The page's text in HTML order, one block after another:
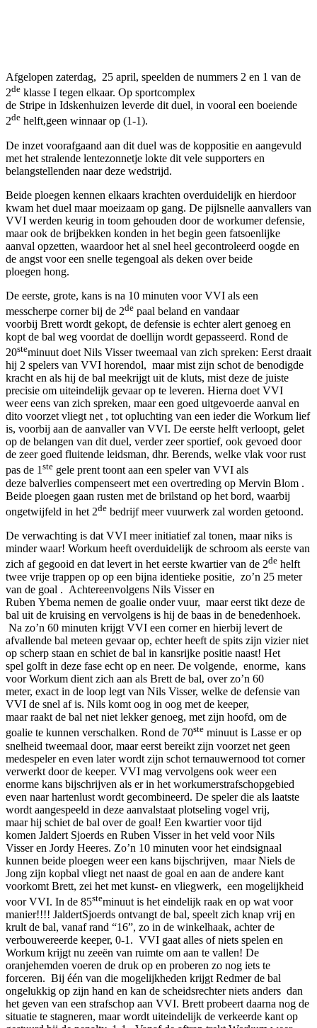
Afgelopen zaterdag, 25 april, speelden de nummers 2 en 1 van de
2de klasse I tegen elkaar. Op sportcomplex
de Stripe in Idskenhuizen leverde dit duel, in vooral een boeiende
2de helft,geen winnaar op (1-1).
De inzet voorafgaand aan dit duel was de koppositie en aangevuld
met het stralende lentezonnetje lokte dit vele supporters en
belangstellenden naar deze wedstrijd.
Beide ploegen kennen elkaars krachten overduidelijk en hierdoor
kwam het duel maar moeizaam op gang. De pijlsnelle aanvallers van
VVI werden keurig in toom gehouden door de workumer defensie,
maar ook de brijbekken konden in het begin geen fatsoenlijke
aanval opzetten, waardoor het al snel heel gecontroleerd oogde en
de angst voor een snelle tegengoal als deken over beide
ploegen hong.
De eerste, grote, kans is na 10 minuten voor VVI als een
messcherpe corner bij de 2de paal beland en vandaar
voorbij Brett wordt gekopt, de defensie is echter alert genoeg en
kopt de bal weg voordat de doellijn wordt gepasseerd. Rond de
20steminuut doet Nils Visser tweemaal van zich spreken: Eerst draait
hij 2 spelers van VVI horendol, maar mist zijn schot de benodigde
kracht en als hij de bal meekrijgt uit de kluts, mist deze de juiste
precisie om uiteindelijk gevaar op te leveren. Hierna doet VVI
weer eens van zich spreken, maar een goed uitgevoerde aanval en
dito voorzet vliegt net , tot opluchting van een ieder die Workum lief
is, voorbij aan de aanvaller van VVI. De eerste helft verloopt, gelet
op de belangen van dit duel, verder zeer sportief, ook gevoed door
de zeer goed fluitende leidsman, dhr. Berends, welke vlak voor rust
pas de 1ste gele prent toont aan een speler van VVI als
deze balverlies compenseert met een overtreding op Mervin Blom .
Beide ploegen gaan rusten met de brilstand op het bord, waarbij
ongetwijfeld in het 2de bedrijf meer vuurwerk zal worden getoond.
De verwachting is dat VVI meer initiatief zal tonen, maar niks is
minder waar! Workum heeft overduidelijk de schroom als eerste van
zich af gegooid en dat levert in het eerste kwartier van de 2de helft
twee vrije trappen op op een bijna identieke positie, zo’n 25 meter
van de goal . Achtereenvolgens Nils Visser en
Ruben Ybema nemen de goalie onder vuur, maar eerst tikt deze de
bal uit de kruising en vervolgens is hij de baas in de benedenhoek.
Na zo’n 60 minuten krijgt VVI een corner en hierbij levert de
afvallende bal meteen gevaar op, echter heeft de spits zijn vizier niet
op scherp staan en schiet de bal in kansrijke positie naast! Het
spel golft in deze fase echt op en neer. De volgende, enorme, kans
voor Workum dient zich aan als Brett de bal, over zo’n 60
meter, exact in de loop legt van Nils Visser, welke de defensie van
VVI de snel af is. Nils komt oog in oog met de keeper,
maar raakt de bal net niet lekker genoeg, met zijn hoofd, om de
goalie te kunnen verschalken. Rond de 70ste minuut is Lasse er op
snelheid tweemaal door, maar eerst bereikt zijn voorzet net geen
medespeler en even later wordt zijn schot ternauwernood tot corner
verwerkt door de keeper. VVI mag vervolgens ook weer een
enorme kans bijschrijven als er in het workumerstrafschopgebied
even naar hartenlust wordt gecombineerd. De speler die als laatste
wordt aangespeeld in deze aanvalstaat plotseling vogel vrij,
maar hij schiet de bal over de goal! Een kwartier voor tijd
komen Jaldert Sjoerds en Ruben Visser in het veld voor Nils
Visser en Jordy Heeres. Zo’n 10 minuten voor het eindsignaal
kunnen beide ploegen weer een kans bijschrijven, maar Niels de
Jong zijn kopbal vliegt net naast de goal en aan de andere kant
voorkomt Brett, zei het met kunst- en vliegwerk, een mogelijkheid
voor VVI. In de 85steminuut is het eindelijk raak en op wat voor
manier!!!! JaldertSjoerds ontvangt de bal, speelt zich knap vrij en
krult de bal, vanaf rand “16”, zo in de winkelhaak, achter de
verbouwereerde keeper, 0-1. VVI gaat alles of niets spelen en
Workum krijgt nu zeeën van ruimte om aan te vallen! De
oranjehemden voeren de druk op en proberen zo nog iets te
forceren. Bij één van die mogelijkheden krijgt Redmer de bal
ongelukkig op zijn hand en kan de scheidsrechter niets anders dan
het geven van een strafschop aan VVI. Brett probeert daarna nog de
situatie te stagneren, maar wordt uiteindelijk de verkeerde kant op